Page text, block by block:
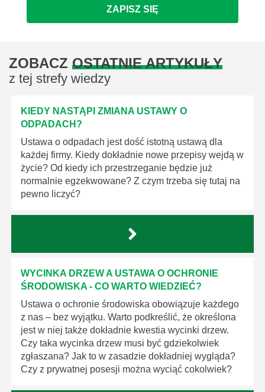
ZAPISZ SIĘ
ZOBACZ OSTATNIE ARTYKUŁY
z tej strefy wiedzy
KIEDY NASTĄPI ZMIANA USTAWY O
ODPADACH?
Ustawa o odpadach jest dość istotną ustawą dla
każdej firmy. Kiedy dokładnie nowe przepisy wejdą w
życie? Od kiedy ich przestrzeganie będzie już
normalnie egzekwowane? Z czym trzeba się tutaj na
pewno liczyć?
WYCINKA DRZEW A USTAWA O OCHRONIE
ŚRODOWISKA - CO WARTO WIEDZIEĆ?
Ustawa o ochronie środowiska obowiązuje każdego
z nas – bez wyjątku. Warto podkreślić, że określona
jest w niej także dokładnie kwestia wycinki drzew.
Czy taka wycinka drzew musi być gdziekolwiek
zgłaszana? Jak to w zasadzie dokładniej wygląda?
Czy z prywatnej posesji można wyciąć cokolwiek?